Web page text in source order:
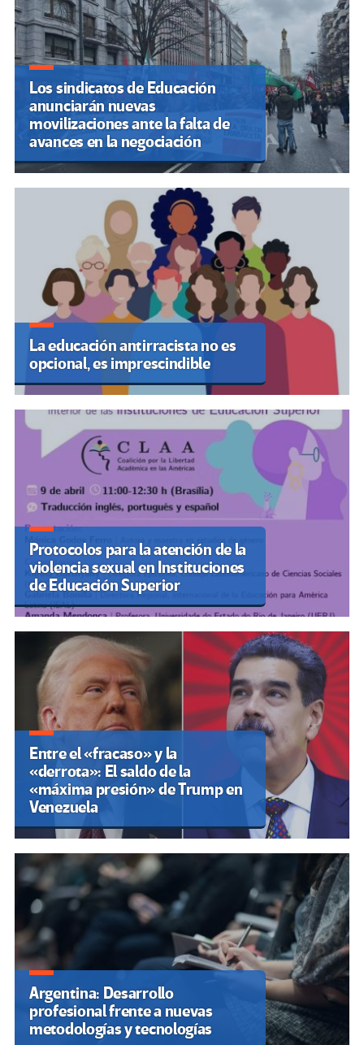
Los sindicatos de Educación
anunciarán nuevas
movilizaciones ante la falta de
avances en la negociación
La educación antirracista no es
opcional, es imprescindible
Protocolos para la atención de la
violencia sexual en Instituciones
de Educación Superior
Entre el «fracaso» y la
«derrota»: El saldo de la
«máxima presión» de Trump en
Venezuela
Argentina: Desarrollo
profesional frente a nuevas
metodologías y tecnologías